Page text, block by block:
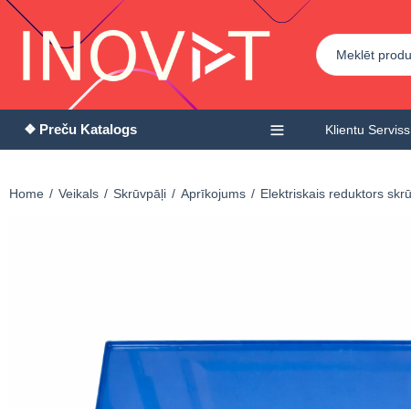
❖ Preču Katalogs Klientu Serviss
Home Veikals Skrūvpāļi Aprīkojums Elektriskais reduktors